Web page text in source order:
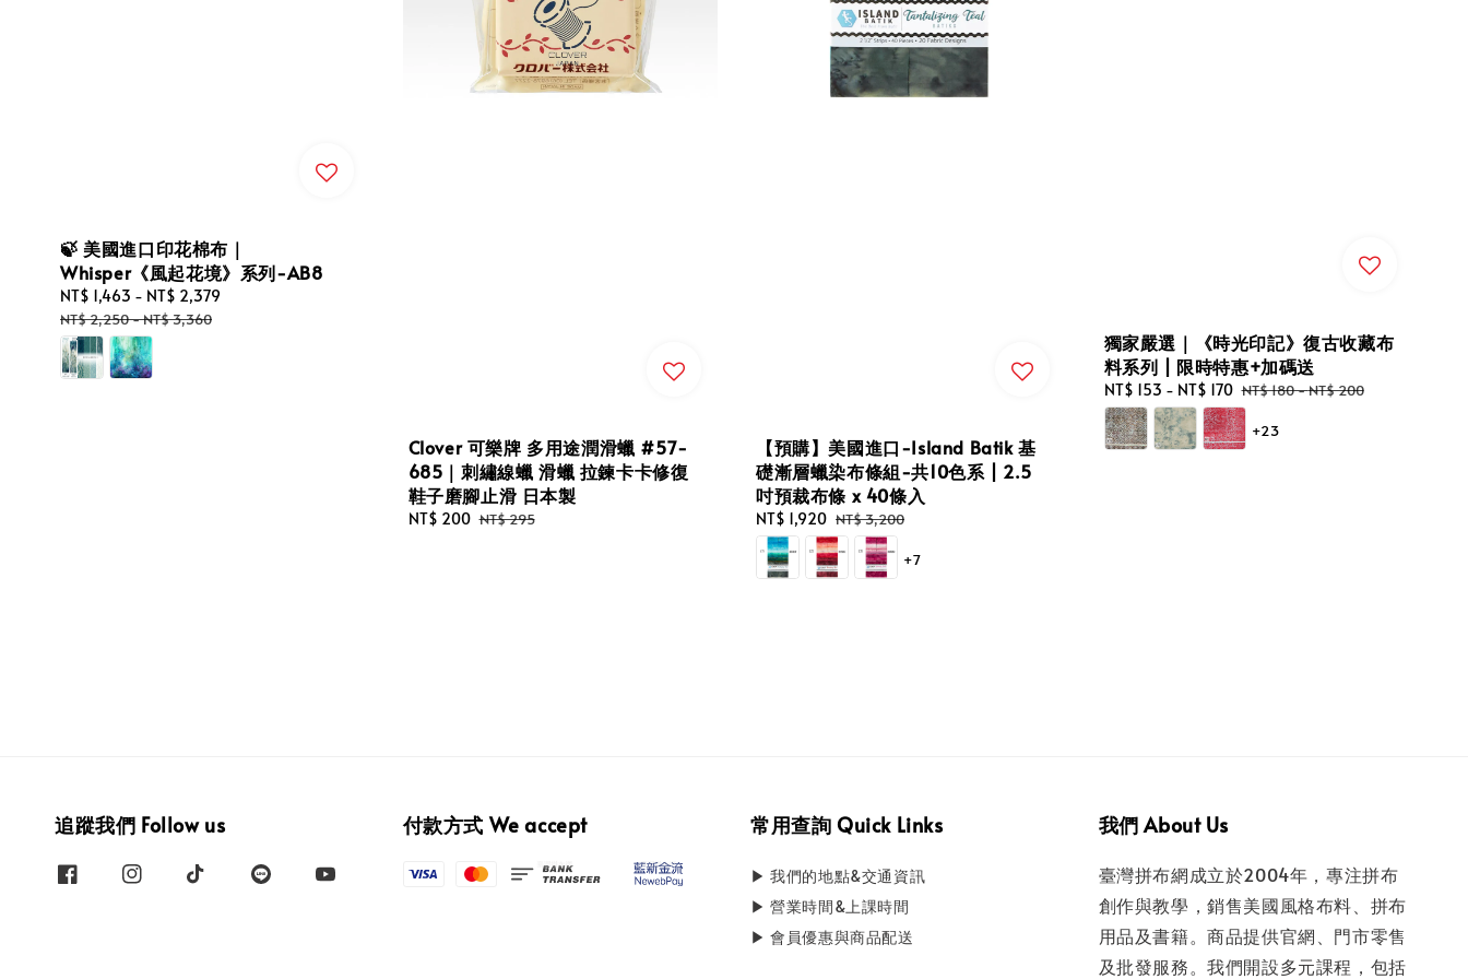
🍃 美國進口印花棉布｜
Whisper《風起花境》系列-AB8
Sale
price
NT$ 1,463 - NT$ 2,379
NT$ 2,250-NT$ 3,360
Clover 可樂牌 多用途潤滑蠟 #57-
685｜刺繡線蠟 滑蠟 拉鍊卡卡修復
鞋子磨腳止滑 日本製
Sale
NT$ 200 Regular
NT$ 295
【預購】美國進口-Island Batik 基
礎漸層蠟染布條組-共10色系 | 2.5
吋預裁布條 x 40條入
Sale
price
NT$ 1,920 Regular
price
NT$ 3,200
+7
獨家嚴選｜《時光印記》復古收藏布
料系列 | 限時特惠+加碼送
Sale
price
NT$ 153 - NT$ 170 Regular
price
NT$ 180-NT$ 200
+23
追蹤我們 Follow us 付款方式 We accept 常用查詢 Quick Links
▶ 我們的地點&交通資訊
▶ 營業時間&上課時間
▶ 會員優惠與商品配送
我們 About Us
臺灣拼布網成立於2004年，專注拼布
創作與教學，銷售美國風格布料、拼布
用品及書籍。商品提供官網、門市零售
及批發服務。我們開設多元課程，包括